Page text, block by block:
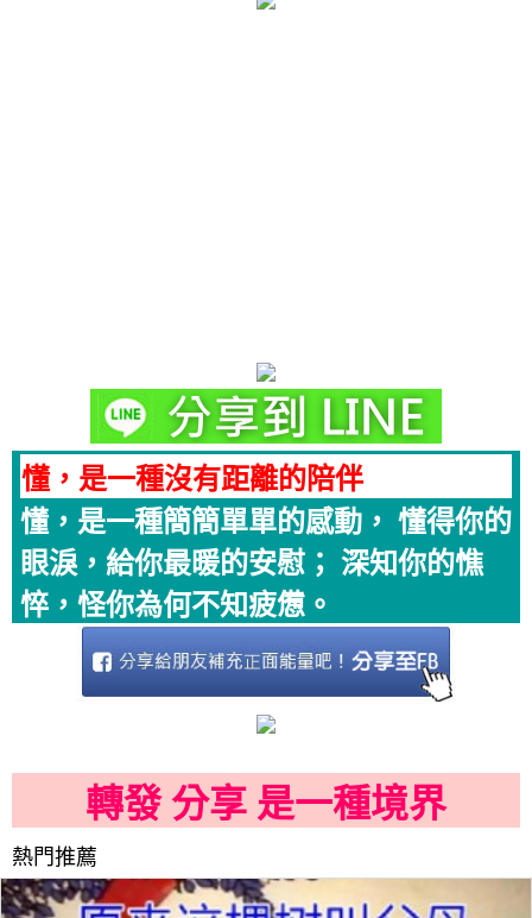
懂，是一種沒有距離的陪伴
懂，是一種簡簡單單的感動， 懂得你的
眼淚，給你最暖的安慰； 深知你的憔
悴，怪你為何不知疲憊。
轉發 分享 是一種境界
熱門推薦